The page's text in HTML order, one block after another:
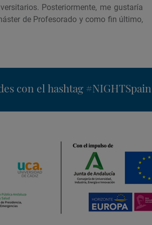
Posteriormente, me gustaría
de Profesorado y como fin último,
con el hashtag #NIGHTSpain